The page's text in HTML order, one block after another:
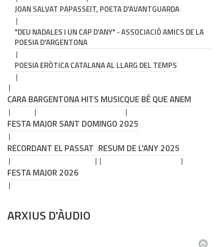
JOAN SALVAT PAPASSEIT, POETA D'AVANTGUARDA
"DEU NADALES I UN CAP D'ANY" - ASSOCIACIÓ AMICS DE LA
POESIA D'ARGENTONA
POESIA ERÒTICA CATALANA AL LLARG DEL TEMPS
CARA BARGENTONA HITS MUSICQUE BÉ QUE ANEM
FESTA MAJOR SANT DOMINGO 2025
RECORDANT EL PASSAT RESUM DE L'ANY 2025
FESTA MAJOR 2026
ARXIUS D'ÀUDIO